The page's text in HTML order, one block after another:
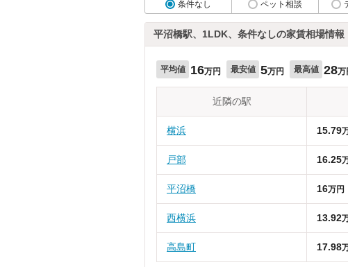
条件なし
ペット相談
平沼橋駅、1LDK、条件なしの家賃相場情報
平均値 16万円 最安値 5万円 最高値 28万
近隣の駅
横浜 15.79
戸部 16.25
平沼橋 16万円
西横浜 13.92
高島町 17.98